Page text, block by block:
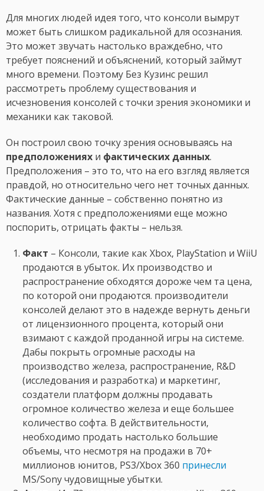
Для многих людей идея того, что консоли вымрут
может быть слишком радикальной для осознания.
Это может звучать настолько враждебно, что
требует пояснений и объяснений, который займут
много времени. Поэтому Без Кузинс решил
рассмотреть проблему существования и
исчезновения консолей с точки зрения экономики и
механики как таковой.
Он построил свою точку зрения основываясь на
предположениях и фактических данных.
Предположения – это то, что на его взгляд является
правдой, но относительно чего нет точных данных.
Фактические данные – собственно понятно из
названия. Хотя с предположениями еще можно
поспорить, отрицать факты – нельзя.
Факт – Консоли, такие как Xbox, PlayStation и WiiU
продаются в убыток. Их производство и
распространение обходятся дороже чем та цена,
по которой они продаются. производители
консолей делают это в надежде вернуть деньги
от лицензионного процента, который они
взимают с каждой проданной игры на системе.
Дабы покрыть огромные расходы на
производство железа, распространение, R&D
(исследования и разработка) и маркетинг,
создатели платформ должны продавать
огромное количество железа и еще большее
количество софта. В действительности,
необходимо продать настолько большие
объемы, что несмотря на продажи в 70+
миллионов юнитов, PS3/Xbox 360 принесли
MS/Sony чудовищные убытки.